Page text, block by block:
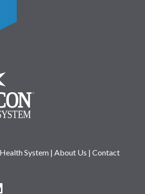
System| About Us | Contact